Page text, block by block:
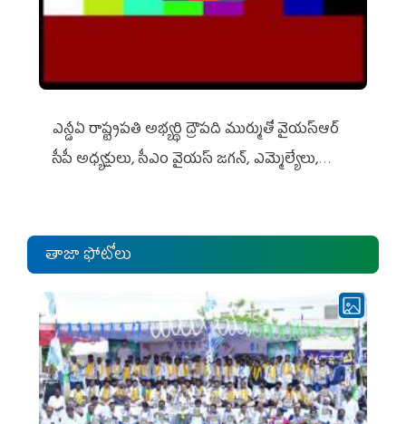
ఎన్డీఏ రాష్ట్ర‌ప‌తి అభ్య‌ర్థి ద్రౌప‌ది ముర్ముతో వైయ‌స్ఆర్
సీపీ అధ్య‌క్షులు, సీఎం వైయ‌స్ జ‌గ‌న్, ఎమ్మెల్యేలు,
తాజా ఫోటోలు